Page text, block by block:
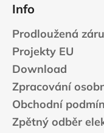
Info
Prodloužená
Projekty EU
Download
Zpracování
Obchodní
Zpětný odběr